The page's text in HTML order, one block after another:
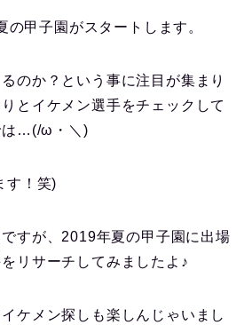
甲子園がスタートします。
のか？という事に注目が集まり
とイケメン選手をチェックして
は…(/ω・＼)
す！笑)
すが、2019年夏の甲子園に出場
リサーチしてみましたよ♪
ケメン探しも楽しんじゃいまし